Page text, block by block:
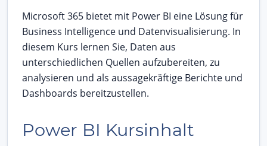
Microsoft 365 bietet mit Power BI eine Lösung für
Business Intelligence und Datenvisualisierung. In
diesem Kurs lernen Sie, Daten aus
unterschiedlichen Quellen aufzubereiten, zu
analysieren und als aussagekräftige Berichte und
Dashboards bereitzustellen.
Power BI Kursinhalt